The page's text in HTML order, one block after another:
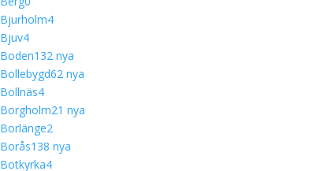
Bjurholm4
Bjuv4
Boden132 nya
Bollebygd62 nya
Bollnäs4
Borgholm21 nya
Borlänge2
Borås138 nya
Botkyrka4